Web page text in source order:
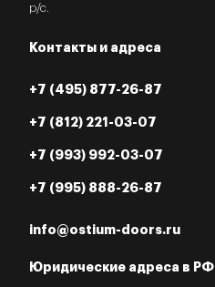
р/с.
Контакты и адреса
+7 (495) 877-26-87
+7 (812) 221-03-07
+7 (993) 992-03-07
+7 (995) 888-26-87
info@ostium-doors.ru
Юридические адреса в РФ